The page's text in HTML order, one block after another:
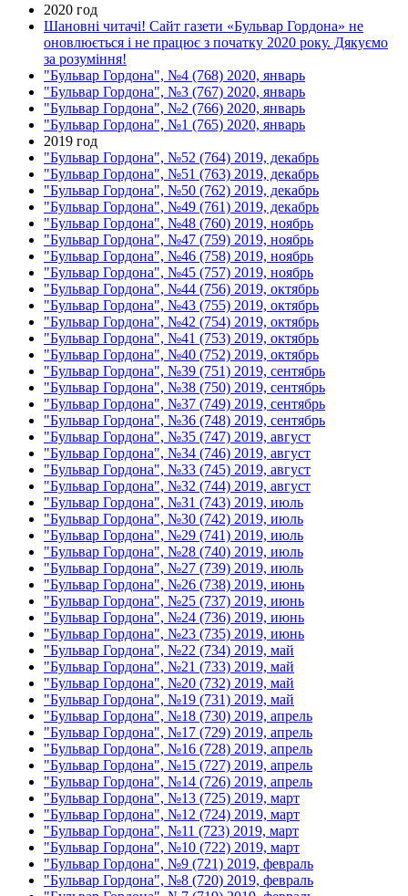
2020 год
Шановні читачі! Сайт газети «Бульвар Гордона» не
оновлюється і не працює з початку 2020 року. Дякуємо
за розуміння!
"Бульвар Гордона", №4 (768) 2020, январь
"Бульвар Гордона", №3 (767) 2020, январь
"Бульвар Гордона", №2 (766) 2020, январь
"Бульвар Гордона", №1 (765) 2020, январь
2019 год
"Бульвар Гордона", №52 (764) 2019, декабрь
"Бульвар Гордона", №51 (763) 2019, декабрь
"Бульвар Гордона", №50 (762) 2019, декабрь
"Бульвар Гордона", №49 (761) 2019, декабрь
"Бульвар Гордона", №48 (760) 2019, ноябрь
"Бульвар Гордона", №47 (759) 2019, ноябрь
"Бульвар Гордона", №46 (758) 2019, ноябрь
"Бульвар Гордона", №45 (757) 2019, ноябрь
"Бульвар Гордона", №44 (756) 2019, октябрь
"Бульвар Гордона", №43 (755) 2019, октябрь
"Бульвар Гордона", №42 (754) 2019, октябрь
"Бульвар Гордона", №41 (753) 2019, октябрь
"Бульвар Гордона", №40 (752) 2019, октябрь
"Бульвар Гордона", №39 (751) 2019, сентябрь
"Бульвар Гордона", №38 (750) 2019, сентябрь
"Бульвар Гордона", №37 (749) 2019, сентябрь
"Бульвар Гордона", №36 (748) 2019, сентябрь
"Бульвар Гордона", №35 (747) 2019, август
"Бульвар Гордона", №34 (746) 2019, август
"Бульвар Гордона", №33 (745) 2019, август
"Бульвар Гордона", №32 (744) 2019, август
"Бульвар Гордона", №31 (743) 2019, июль
"Бульвар Гордона", №30 (742) 2019, июль
"Бульвар Гордона", №29 (741) 2019, июль
"Бульвар Гордона", №28 (740) 2019, июль
"Бульвар Гордона", №27 (739) 2019, июль
"Бульвар Гордона", №26 (738) 2019, июнь
"Бульвар Гордона", №25 (737) 2019, июнь
"Бульвар Гордона", №24 (736) 2019, июнь
"Бульвар Гордона", №23 (735) 2019, июнь
"Бульвар Гордона", №22 (734) 2019, май
"Бульвар Гордона", №21 (733) 2019, май
"Бульвар Гордона", №20 (732) 2019, май
"Бульвар Гордона", №19 (731) 2019, май
"Бульвар Гордона", №18 (730) 2019, апрель
"Бульвар Гордона", №17 (729) 2019, апрель
"Бульвар Гордона", №16 (728) 2019, апрель
"Бульвар Гордона", №15 (727) 2019, апрель
"Бульвар Гордона", №14 (726) 2019, апрель
"Бульвар Гордона", №13 (725) 2019, март
"Бульвар Гордона", №12 (724) 2019, март
"Бульвар Гордона", №11 (723) 2019, март
"Бульвар Гордона", №10 (722) 2019, март
"Бульвар Гордона", №9 (721) 2019, февраль
"Бульвар Гордона", №8 (720) 2019, февраль